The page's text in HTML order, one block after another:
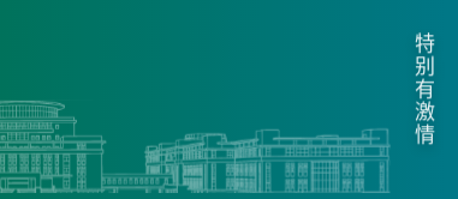
特
别
有
激
情